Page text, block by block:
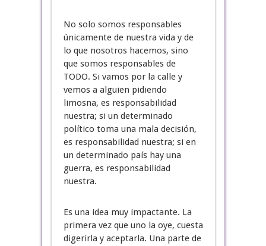
No solo somos responsables
únicamente de nuestra vida y de
lo que nosotros hacemos, sino
que somos responsables de
TODO. Si vamos por la calle y
vemos a alguien pidiendo
limosna, es responsabilidad
nuestra; si un determinado
político toma una mala decisión,
es responsabilidad nuestra; si en
un determinado país hay una
guerra, es responsabilidad
nuestra.
Es una idea muy impactante. La
primera vez que uno la oye, cuesta
digerirla y aceptarla. Una parte de